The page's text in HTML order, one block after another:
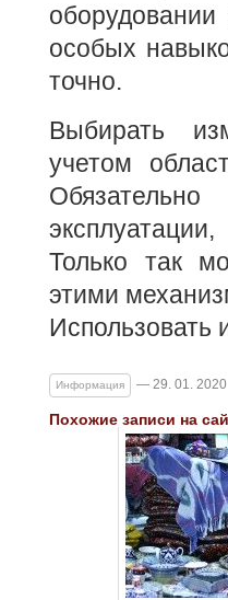
особых
точно.
Выбирать
учетом
Только так
этими
Использовать
Информация — 29. 01. 2020
Похожие записи на